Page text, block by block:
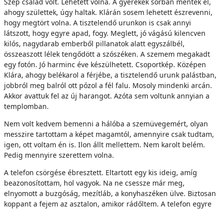
ahogy születtek, úgy haltak. Klárán sosem lehetett észrevenni,
hogy megtört volna. A tisztelendő urunkon is csak annyi
látszott, hogy egyre apad, fogy. Meglett, jó vágású kilencven
kilós, nagydarab emberből pillanatok alatt egyszálbél,
összeaszott lélek tengődött a szószéken. A szemem megakadt
egy fotón. Jó harminc éve készülhetett. Csoportkép. Középen
Klára, ahogy belékarol a férjébe, a tisztelendő urunk palástban,
jobbról meg balról ott pózol a fél falu. Mosoly mindenki arcán.
Akkor avattuk fel az új harangot. Azóta sem voltunk annyian a
templomban.
Nem volt kedvem bemenni a hálóba a szemüvegemért, olyan
messzire tartottam a képet magamtól, amennyire csak tudtam,
igen, ott voltam én is. Ilon állt mellettem. Nem karolt belém.
Pedig mennyire szerettem volna.
A telefon csörgése ébresztett. Eltartott egy kis ideig, amíg
beazonosítottam, hol vagyok. Na ne csessze már meg,
elnyomott a buzgóság, mezítláb, a konyhaszéken ülve. Biztosan
koppant a fejem az asztalon, amikor rádőltem. A telefon egyre